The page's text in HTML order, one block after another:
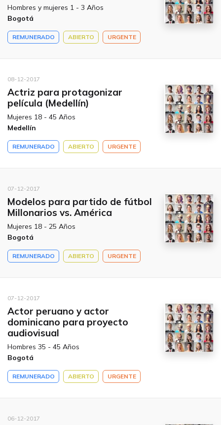
Hombres y mujeres 1 - 3 Años
Bogotá
REMUNERADO ABIERTO URGENTE
08-12-2017
Actriz para protagonizar
película (Medellín)
Mujeres 18 - 45 Años
Medellín
REMUNERADO ABIERTO URGENTE
07-12-2017
Modelos para partido de fútbol
Millonarios vs. América
Mujeres 18 - 25 Años
Bogotá
REMUNERADO ABIERTO URGENTE
07-12-2017
Actor peruano y actor
dominicano para proyecto
audiovisual
Hombres 35 - 45 Años
Bogotá
REMUNERADO ABIERTO URGENTE
06-12-2017